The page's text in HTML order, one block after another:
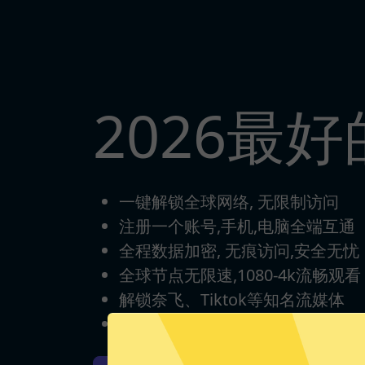
2026最好
一键解锁全球网络, 无限制访问
注册一个账号,手机,电脑全端互通
全程数据加密, 无痕访问,安全无忧
全球节点无限速,1080-4k流畅观看
解锁奈飞、Tiktok等知名流媒体
每日签到打卡，永久免费使用